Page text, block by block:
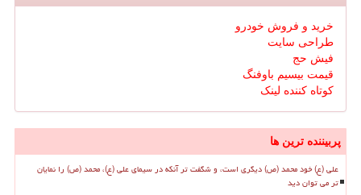
خرید و فروش خودرو
طراحی سایت
فیش حج
قیمت بیسیم باوفنگ
کوتاه کننده لینک
پربیننده ترین ها
علی (ع) خود محمد (ص) دیگری است، و شگفت تر آنکه در سیمای علی (ع)، محمد (ص) را نمایان
تر می توان دید